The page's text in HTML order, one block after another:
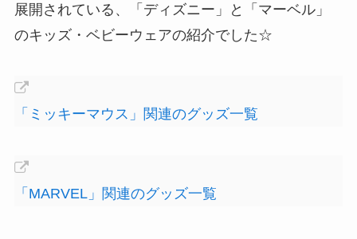
展開されている、「ディズニー」と「マーベル」
のキッズ・ベビーウェアの紹介でした☆
「ミッキーマウス」関連のグッズ一覧
「MARVEL」関連のグッズ一覧